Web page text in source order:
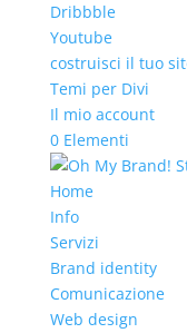
Dribbble
Youtube
costruisci il tuo
Temi per Divi
Il mio account
0 Elementi
Home
Info
Servizi
Brand identity
Comunicazione
Web design